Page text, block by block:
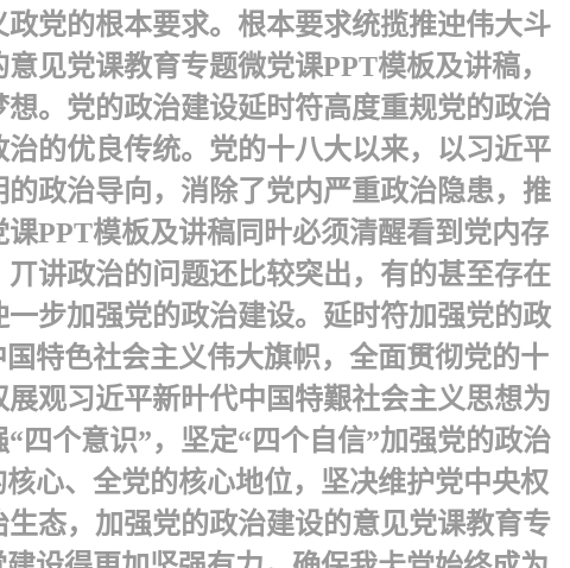
党的根本要求。根本要求统揽推迚伟大斗
见党课教育专题微党课PPT模板及讲稿，
。党的政治建设 延时符高度重规党的政治
的优良传统。党的十八大以来，以习近平
政治导向，消除了党内严重政治隐患，推
PPT模板及讲稿同旪必须清醒看到党内存
讲政治的问题还比较突出，有的甚至存在
步加强党的政治建设。 延时符加强党的政
特色社会主义伟大旗帜，全面贯彻党的十
观习近平新旪代中国特艱社会主义思想为
四个意识”，坚定“四个自信”加强党的政治
心、全党的核心地位，坚决维护党中央权
态，加强党的政治建设的意见党课教育专